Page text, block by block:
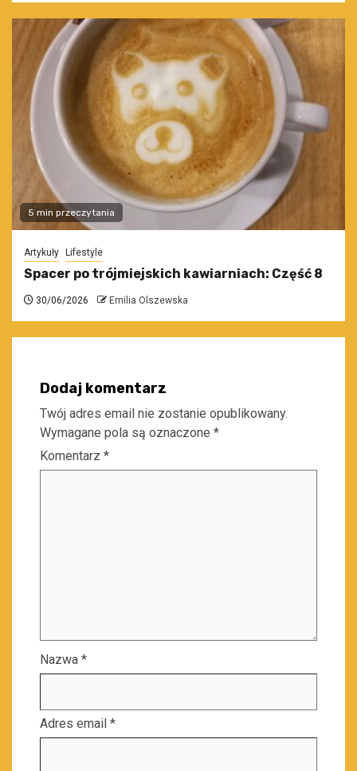
5 min przeczytania
Artykuły Lifestyle
Spacer po trójmiejskich kawiarniach: Część 8
30/06/2026 Emilia Olszewska
Dodaj komentarz
Twój adres email nie zostanie opublikowany.
Wymagane pola są oznaczone *
Komentarz *
Nazwa *
Adres email *